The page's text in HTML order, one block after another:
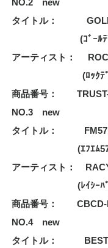
NO.2 new
タイトル：
(ｺﾞｰﾙﾃﾞﾝｳﾙﾄ
アーティスト：
(ﾛｯｸﾃﾞｻﾞ
商品番号：
NO.3 new
タイトル：
(ｴﾌｴﾑ
アーティスト：
(ﾚｲｼｰﾊﾞﾚ
商品番号： CBCD-
NO.4 new
タイトル： BEST